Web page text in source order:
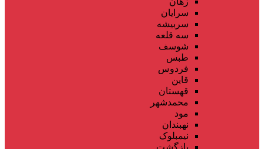
سرایان
سربیشه
سه قلعه
شوسف
طبس
فردوس
قاین
قهستان
محمدشهر
مود
نهبندان
نیمبلوک
بازگشت